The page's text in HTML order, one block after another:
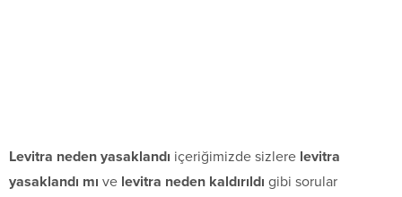
Levitra neden yasaklandı içeriğimizde sizlere levitra
yasaklandı mı ve levitra neden kaldırıldı gibi sorular